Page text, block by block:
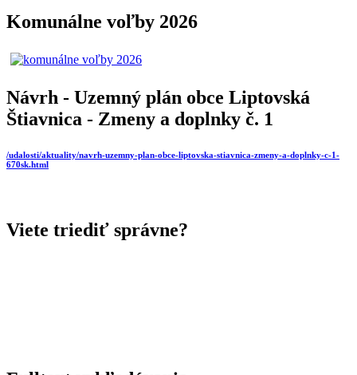
Komunálne voľby 2026
Návrh - Uzemný plán obce Liptovská
Štiavnica - Zmeny a doplnky č. 1
/udalosti/aktuality/navrh-uzemny-plan-obce-liptovska-stiavnica-zmeny-a-doplnky-c-1-
670sk.html
Viete triediť správne?